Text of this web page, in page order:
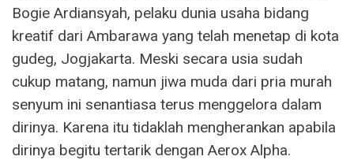
Bogie Ardiansyah, pelaku dunia usaha bidang
kreatif dari Ambarawa yang telah menetap di kota
gudeg, Jogjakarta. Meski secara usia sudah
cukup matang, namun jiwa muda dari pria murah
senyum ini senantiasa terus menggelora dalam
dirinya. Karena itu tidaklah mengherankan apabila
dirinya begitu tertarik dengan Aerox Alpha.